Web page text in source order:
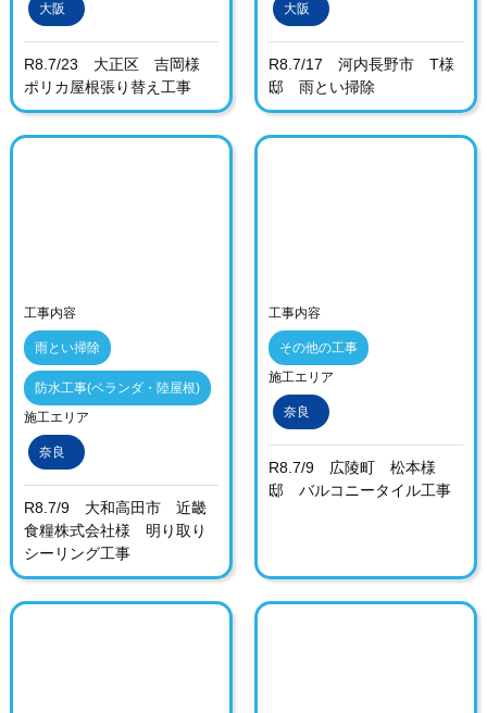
大阪
R8.7/23 大正区 吉岡様
ポリカ屋根張り替え工事
大阪
R8.7/17 河内長野市 T様
邸 雨とい掃除
工事内容
雨とい掃除
防水工事(ベランダ・陸屋根)
施工エリア
奈良
R8.7/9 大和高田市 近畿
食糧株式会社様 明り取り
シーリング工事
工事内容
その他の工事
施工エリア
奈良
R8.7/9 広陵町 松本様
邸 バルコニータイル工事